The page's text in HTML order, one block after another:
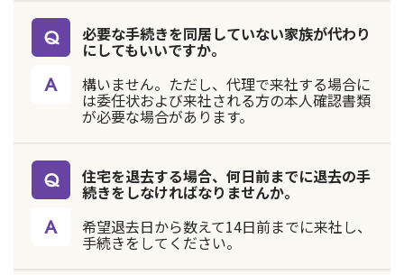
必要な手続きを同居していない家族が代わり
にしてもいいですか。
構いません。ただし、代理で来社する場合に
は委任状および来社される方の本人確認書類
が必要な場合があります。
住宅を退去する場合、何日前までに退去の手
続きをしなければなりませんか。
希望退去日から数えて14日前までに来社し、
手続きをしてください。